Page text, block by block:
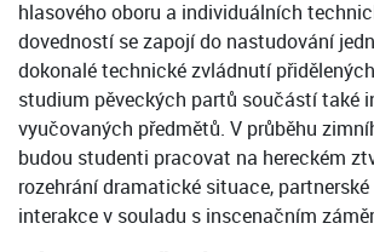
hlasového oboru a individuálních
dovedností se zapojí do nastudování
dokonalé technické zvládnutí
studium pěveckých partů součástí také
vyučovaných předmětů. V průběhu
budou studenti pracovat na hereckém
rozehrání dramatické situace, partnerské
interakce v souladu s inscenačním